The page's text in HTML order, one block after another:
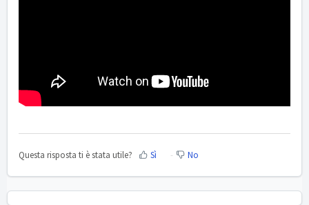
Questa risposta ti è stata utile? Sì No